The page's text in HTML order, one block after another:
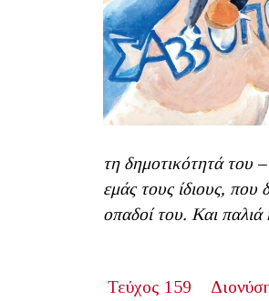
τη δημοτικότητά του
εμάς τους ίδιους, που
οπαδοί του. Και
Τεύχος 159